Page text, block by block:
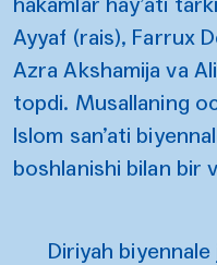
Ayyaf (rais), Farrux
Azra Akshamija va
topdi. Musallaning
Islom san’ati
boshlanishi bilan bir
Diriyah